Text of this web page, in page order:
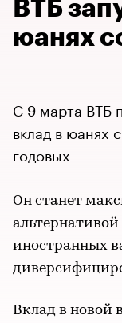
ВТБ
юанях
С 9 марта ВТБ
вклад в юанях
годовых
Он станет
иностранных
Вклад в новой